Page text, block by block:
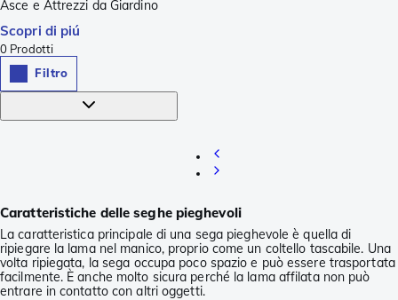
Asce e Attrezzi da Giardino
Scopri di piú
0 Prodotti
Filtro
Caratteristiche delle seghe pieghevoli
La caratteristica principale di una sega pieghevole è quella di
ripiegare la lama nel manico, proprio come un coltello tascabile. Una
volta ripiegata, la sega occupa poco spazio e può essere trasportata
facilmente. È anche molto sicura perché la lama affilata non può
entrare in contatto con altri oggetti.